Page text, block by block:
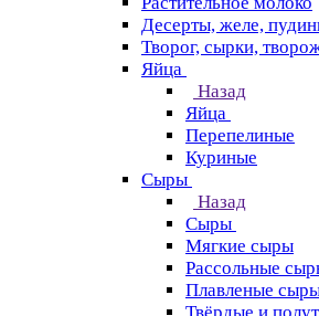
Десерты, желе,
Творог, сырки,
Яйца
Назад
Яйца
Перепелиные
Куриные
Сыры
Назад
Сыры
Мягкие сыры
Рассольные
Плавленые